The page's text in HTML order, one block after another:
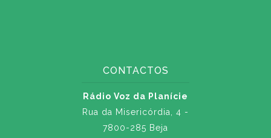
CONTACTOS
Rádio Voz da Planície
Rua da Misericórdia, 4 -
7800-285 Beja